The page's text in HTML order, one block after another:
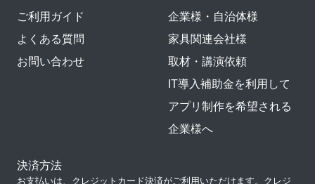
ご利用ガイド
よくある質問
お問い合わせ
企業様・自治体様
家具関連会社様
取材・講演依頼
IT導入補助金を利用して
アプリ制作を希望される
企業様へ
決済方法
お支払いは、クレジットカード決済がご利用いただけます。クレジ